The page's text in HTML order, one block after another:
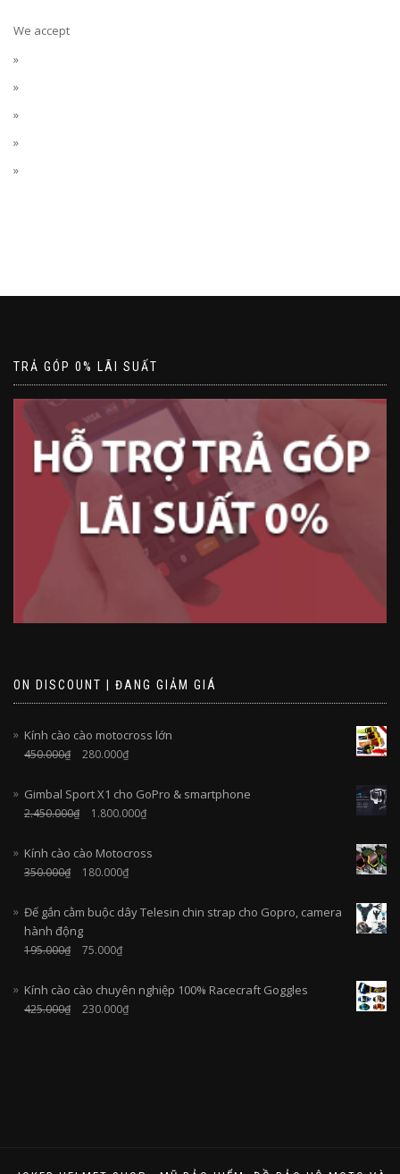
We accept
TRẢ GÓP 0% LÃI SUẤT
ON DISCOUNT | ĐANG GIẢM GIÁ
Kính cào cào motocross lớn
450.000₫ 280.000₫
Gimbal Sport X1 cho GoPro & smartphone
2.450.000₫ 1.800.000₫
Kính cào cào Motocross
350.000₫ 180.000₫
Đế gắn cằm buộc dây Telesin chin strap cho Gopro, camera
hành động
195.000₫ 75.000₫
Kính cào cào chuyên nghiệp 100% Racecraft Goggles
425.000₫ 230.000₫